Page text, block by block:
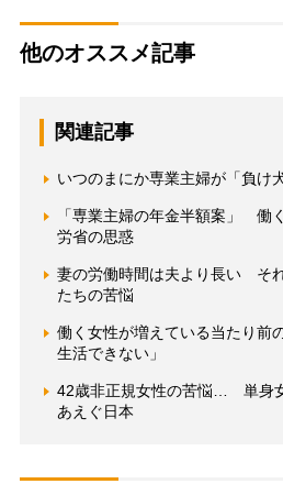
他のオススメ記事
関連記事
いつのまにか専業主婦が「負け
「専業主婦の年金半額案」 働
労省の思惑
妻の労働時間は夫より長い そ
たちの苦悩
働く女性が増えている当たり
生活できない」
42歳非正規女性の苦悩… 単身
あえぐ日本